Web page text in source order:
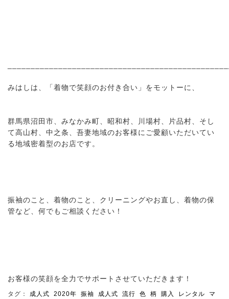
みはしは、「着物で笑顔のお付き合い」をモットーに、
群馬県沼田市、みなかみ町、昭和村、川場村、片品村、そし
て高山村、中之条、吾妻地域のお客様にご愛顧いただいてい
る地域密着型のお店です。
振袖のこと、着物のこと、クリーニングやお直し、着物の保
管など、何でもご相談ください！
お客様の笑顔を全力でサポートさせていただきます！
タグ： 成人式 2020年 振袖 成人式 流行 色 柄 購入 レンタル
マ